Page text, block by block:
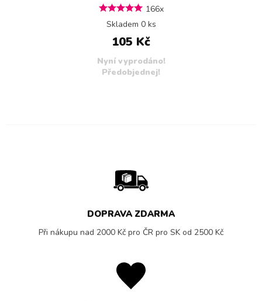
166x
Skladem 0 ks
105 Kč
Nyní vyprodáno!
Předobjednej!
DOPRAVA ZDARMA
Při nákupu nad 2000 Kč pro ČR pro SK od 2500 Kč